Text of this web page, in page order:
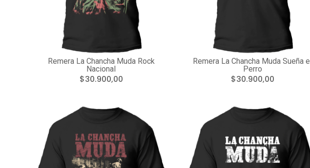
Remera La Chancha Muda Rock
Nacional
$30.900,00
Remera La Chancha Muda Sueña el
Perro
$30.900,00